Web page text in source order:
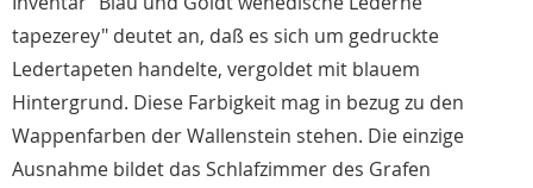
tapezerey" deutet an, daß es sich um gedruckte
Ledertapeten handelte, vergoldet mit blauem
Hintergrund. Diese Farbigkeit mag in bezug zu den
Wappenfarben der Wallenstein stehen. Die einzige
Ausnahme bildet das Schlafzimmer des Grafen